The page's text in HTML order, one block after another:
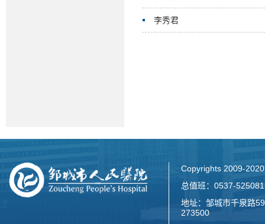
李秀君
Copyrights 2009-
总值班：0537-
地址：邹城市千泉路
273500